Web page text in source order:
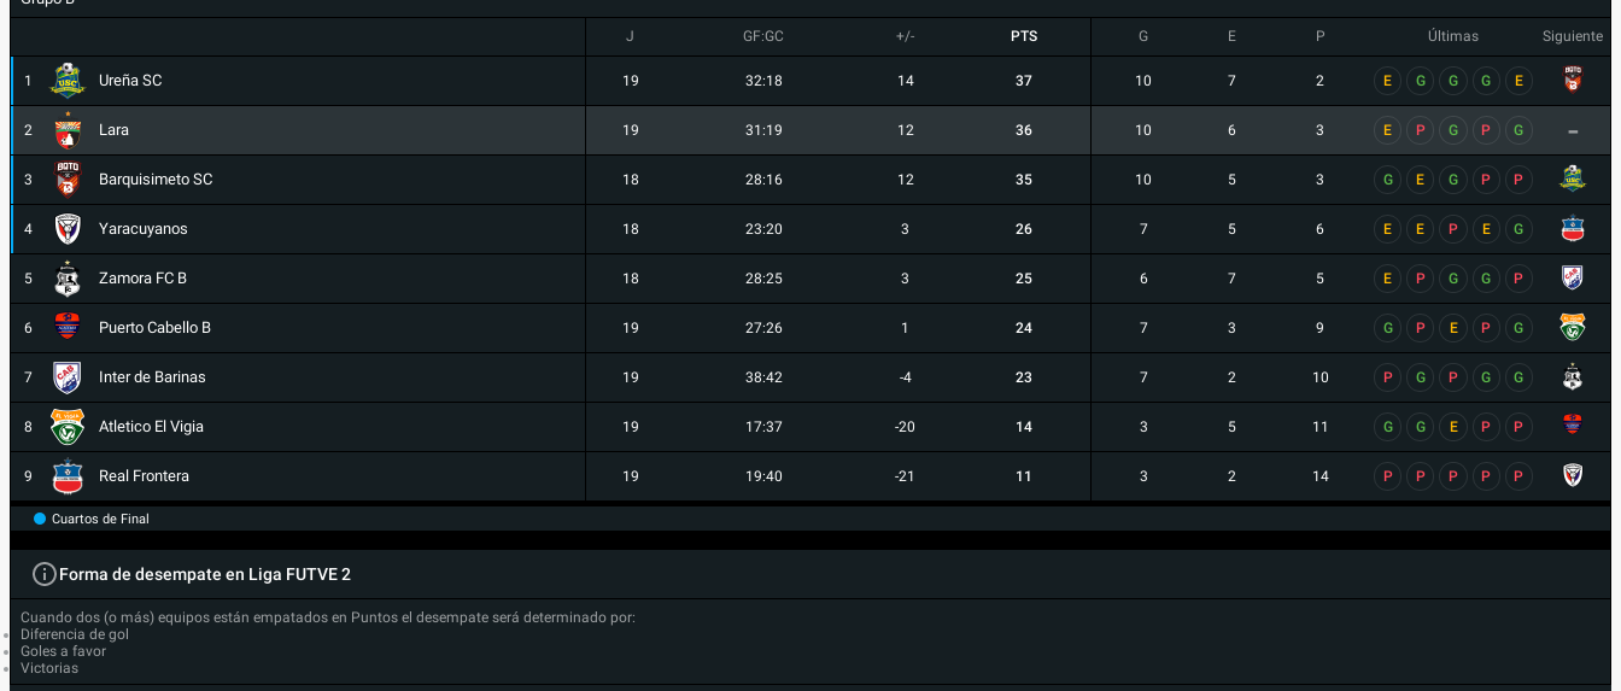
J GF:GC +/- PTS G E P Últimas Siguiente
1 Ureña SC 19 32:18 14 37 10 7 2 E G G G E
2 Lara 19 31:19 12 36 10 6 3 E P G P G -
3 Barquisimeto SC 18 28:16 12 35 10 5 3 G E G P P
4 Yaracuyanos 18 23:20 3 26 7 5 6 E E P E G
5 Zamora FC B 18 28:25 3 25 6 7 5 E P G G P
6 Puerto Cabello B 19 27:26 1 24 7 3 9 G P E P G
7 Inter de Barinas 19 38:42 -4 23 7 2 10 P G P G G
8 Atletico El Vigia 19 17:37 -20 14 3 5 11 G G E P P
9 Real Frontera 19 19:40 -21 11 3 2 14 P P P P P
Cuartos de Final
Forma de desempate en Liga FUTVE 2
Cuando dos (o más) equipos están empatados en Puntos el desempate será determinado por:
Diferencia de gol
Goles a favor
Victorias